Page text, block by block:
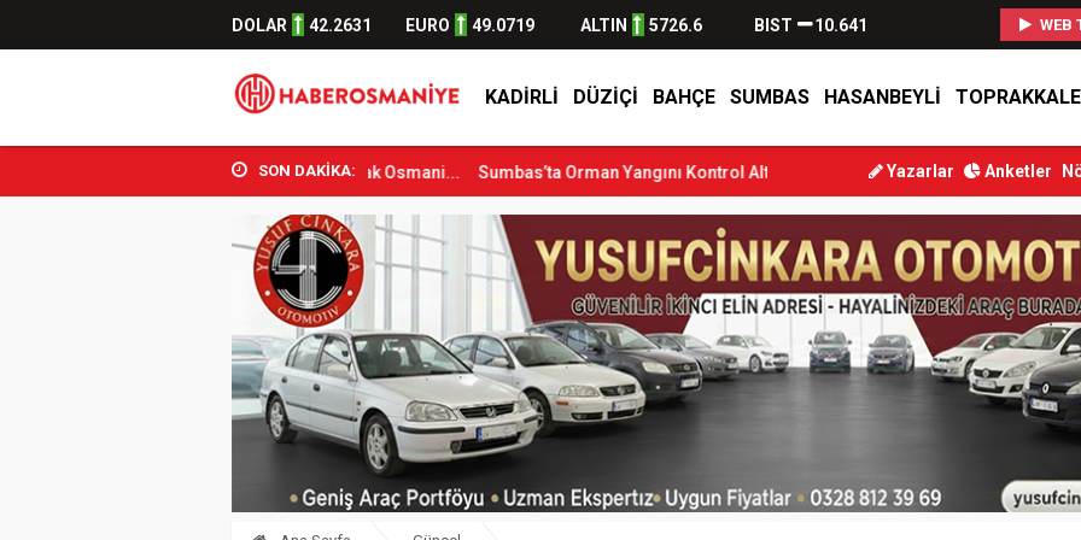
DOLAR 42.2631 EURO 49.0719 ALTIN 5726.6 BIST 10.641 WEB
KADIRLI DÜZIÇI BAHÇE SUMBAS HASANBEYLI TOPRAKKALE
SON DAKİKA:
ve Spor Bakanı Osman Aşkın Bak Osmani... Sumbas’ta Orman Yangını Kontrol Altına Alındı Osmaniye’de Tren Çarpması: Genç
Yazarlar Anketler